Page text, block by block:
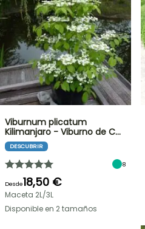
Viburnum plicatum
Kilimanjaro - Viburno de C…
DESCUBRIR
8
Desde18,50 €
Maceta 2L/3L
Disponible en 2 tamaños